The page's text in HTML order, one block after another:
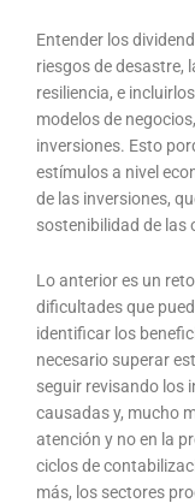
Entender los
riesgos de desastre,
resiliencia, e
modelos de
inversiones. Esto
estímulos a nivel
de las inversiones,
sostenibilidad de las
Lo anterior es un
dificultades que
identificar los
necesario superar
seguir revisando los
causadas y, mucho
atención y no en la
ciclos de
más, los sectores